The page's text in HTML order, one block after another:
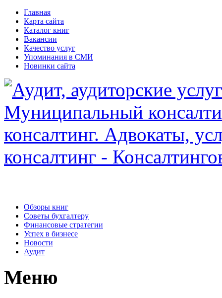
Главная
Карта сайта
Каталог книг
Вакансии
Качество услуг
Упоминания в СМИ
Новинки сайта
Обзоры книг
Советы бухгалтеру
Финансовые стратегии
Успех в бизнесе
Новости
Аудит
Меню